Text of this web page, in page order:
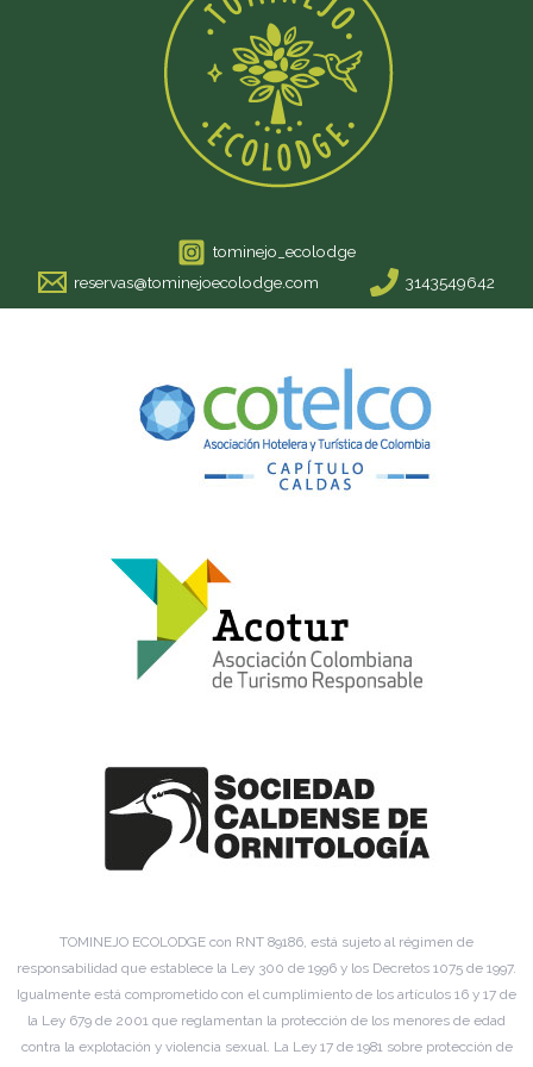
tominejo_ecolodge
reservas@tominejoecolodge.com
3143549642
TOMINEJO ECOLODGE con RNT 89186, está sujeto al régimen de
responsabilidad que establece la Ley 300 de 1996 y los Decretos 1075 de 1997.
Igualmente está comprometido con el cumplimiento de los artículos 16 y 17 de
la Ley 679 de 2001 que reglamentan la protección de los menores de edad
contra la explotación y violencia sexual. La Ley 17 de 1981 sobre protección de